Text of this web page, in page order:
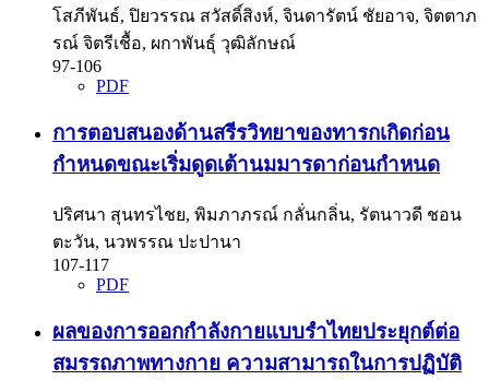
โสภีพันธ์, ปิยวรรณ สวัสดิ์สิงห์, จินดารัตน์ ชัยอาจ, จิตตาภ
รณ์ จิตรีเชื้อ, ผกาพันธุ์ วุฒิลักษณ์
97-106
PDF
การตอบสนองด้านสรีรวิทยาของทารกเกิดก่อน
กำหนดขณะเริ่มดูดเต้านมมารดาก่อนกำหนด
ปริศนา สุนทรไชย, พิมภาภรณ์ กลั่นกลิ่น, รัตนาวดี ชอน
ตะวัน, นวพรรณ ปะปานา
107-117
PDF
ผลของการออกกำลังกายแบบรำไทยประยุกต์ต่อ
สมรรถภาพทางกาย ความสามารถในการปฏิบัติ